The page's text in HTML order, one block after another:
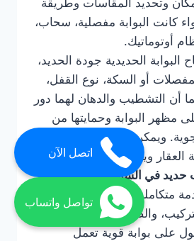
وتحديد المقاسات وطريقة
كانت البوابة مفصلية، سحاب،
أوتوماتيك.
الحديدية جودة الحديد،
أو السكة، نوع القفل،
أن التشطيب والدهان لهما دور
مظهر البوابة وحمايتها من
ويمكن تنفيذ البوابة بتصميم
ويعكس ذوق المالك.
حديد في الشارقةلتركيب
متكاملة تشمل التصميم،
والصيانة عند الحاجة. كما
على بوابة قوية تعمل
اتصل الآن
تواصل واتساب